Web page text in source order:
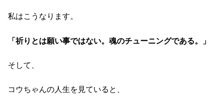
私はこうなります。
「祈りとは願い事ではない。魂のチューニングである。」
そして、
コウちゃんの人生を見ていると、